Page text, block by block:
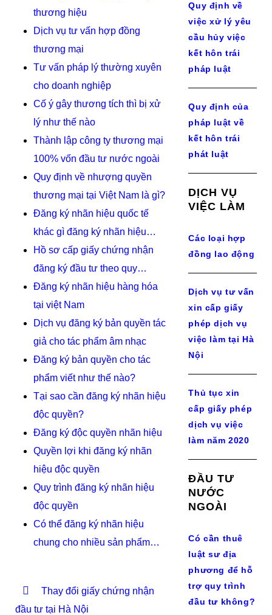
thương hiệu
Dịch vụ tư vấn hợp đồng
thương mại
Tư vấn pháp lý thường xuyên
cho doanh nghiệp
Cố ý gây thương tích thì bị xử
lý như thế nào
Thành lập công ty thương mại
100% vốn đầu tư nước ngoài
Quy định về nhượng quyền
thương mại tại Việt Nam là gì?
Đăng ký nhãn hiệu quốc tế
khác gì đăng ký nhãn hiệu…
Hồ sơ cấp giấy chứng nhận
đăng ký đầu tư theo quy…
Đăng ký nhãn hiệu hàng hóa
tại việt Nam
Dịch vụ đăng ký bản quyền tác
giả cho tác phẩm âm nhạc
Đăng ký bản quyền cho tác
phẩm viết như thế nào?
Tại sao cần đăng ký nhãn hiệu
độc quyền?
Đăng ký độc quyền nhãn hiệu
Quyền lợi khi đăng ký nhãn
hiệu độc quyền
Quy trình đăng ký nhãn hiệu
độc quyền
Có thể đăng ký nhãn hiệu
chung cho nhiều sản phẩm…
Thay đổi giấy chứng nhận
đầu tư tại Hà Nội
Quy định về
việc xử lý yêu
cầu hủy việc
kết hôn trái
pháp luật
Quy định của
pháp luật về
kết hôn trái
phát luật
DỊCH VỤ
VIỆC LÀM
Các loại hợp
đồng lao động
Dịch vụ tư vấn
xin cấp giấy
phép dịch vụ
việc làm tại Hà
Nội
Thủ tục xin
cấp giấy phép
dịch vụ việc
làm năm 2020
ĐẦU TƯ
NƯỚC
NGOÀI
Có cần thuê
luật sư địa
phương để hỗ
trợ quy trình
đầu tư không?